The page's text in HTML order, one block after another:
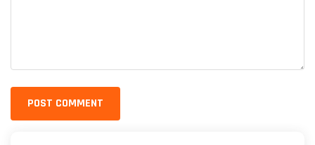
POST COMMENT